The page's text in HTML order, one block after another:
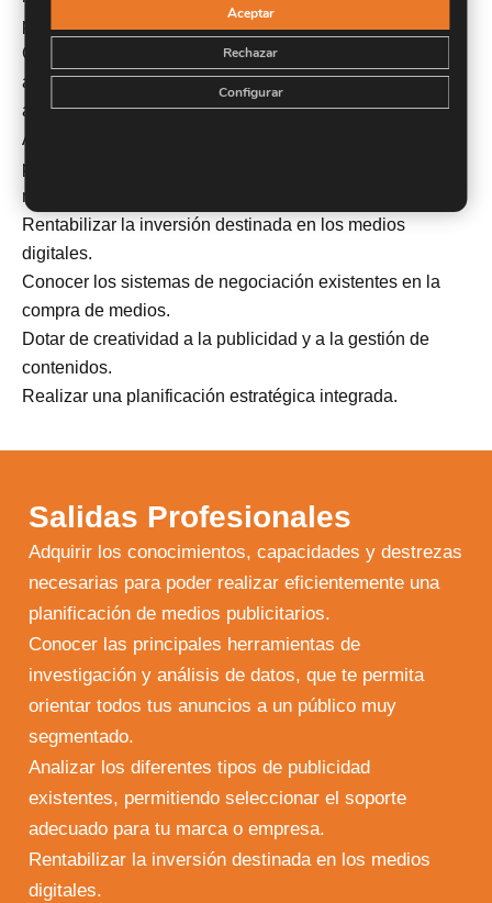
planificación de medios publicitarios.
Conocer las principales herramientas de investigación y
análisis de datos, que te permita orientar todos tus
anuncios a un público muy segmentado.
Analizar los diferentes tipos de publicidad existentes,
permitiendo seleccionar el soporte adecuado para tu
marca o empresa.
Rentabilizar la inversión destinada en los medios
digitales.
Conocer los sistemas de negociación existentes en la
compra de medios.
Dotar de creatividad a la publicidad y a la gestión de
contenidos.
Realizar una planificación estratégica integrada.
Salidas Profesionales
Adquirir los conocimientos, capacidades y destrezas
necesarias para poder realizar eficientemente una
planificación de medios publicitarios.
Conocer las principales herramientas de
investigación y análisis de datos, que te permita
orientar todos tus anuncios a un público muy
segmentado.
Analizar los diferentes tipos de publicidad
existentes, permitiendo seleccionar el soporte
adecuado para tu marca o empresa.
Rentabilizar la inversión destinada en los medios
digitales.
Aceptar
Rechazar
Configurar